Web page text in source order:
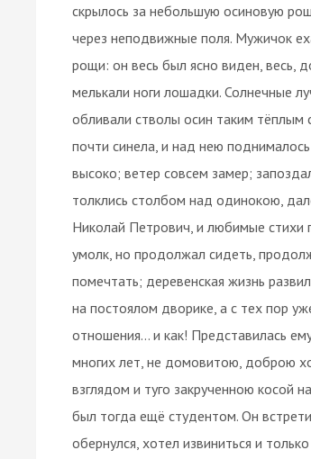
скрылось за небольшую осиновую
через неподвижные поля. Мужичок
рощи: он весь был ясно виден, весь,
мелькали ноги лошадки. Солнечные
обливали стволы осин таким тёплым
почти синела, и над нею
высоко; ветер совсем замер;
толклись столбом над одинокою,
Николай Петрович, и любимые
умолк, но продолжал сидеть,
помечтать; деревенская жизнь
на постоялом дворике, а с тех пор
отношения… и как! Представилась
многих лет, не домовитою, доброю
взглядом и туго закрученною косой
был тогда ещё студентом. Он
обернулся, хотел извиниться и